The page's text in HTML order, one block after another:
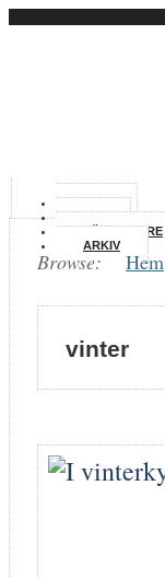
HEM
OM
FÖRFATTARE
ARKIV
Browse: Hem
vinter